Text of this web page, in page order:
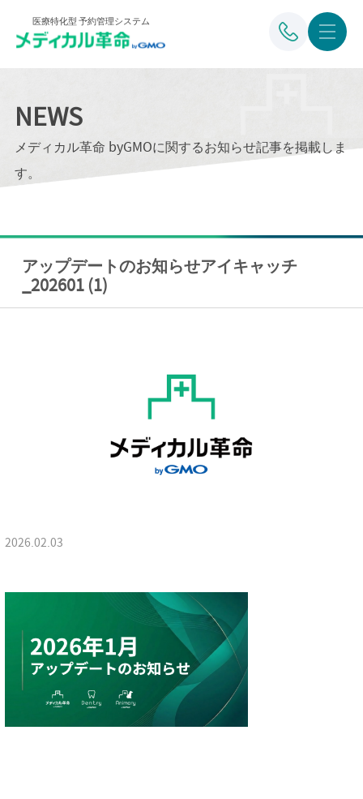
医療特化型 予約管理システム
NEWS
メディカル革命 byGMOに関するお知らせ記事を掲載しま
す。
アップデートのお知らせアイキャッチ
_202601 (1)
2026.02.03